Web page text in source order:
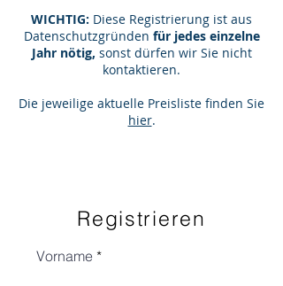
WICHTIG: Diese Registrierung ist aus
Datenschutzgründen für jedes einzelne
Jahr nötig, sonst dürfen wir Sie nicht
kontaktieren.
Die jeweilige aktuelle Preisliste finden Sie
hier.
Registrieren
Vorname